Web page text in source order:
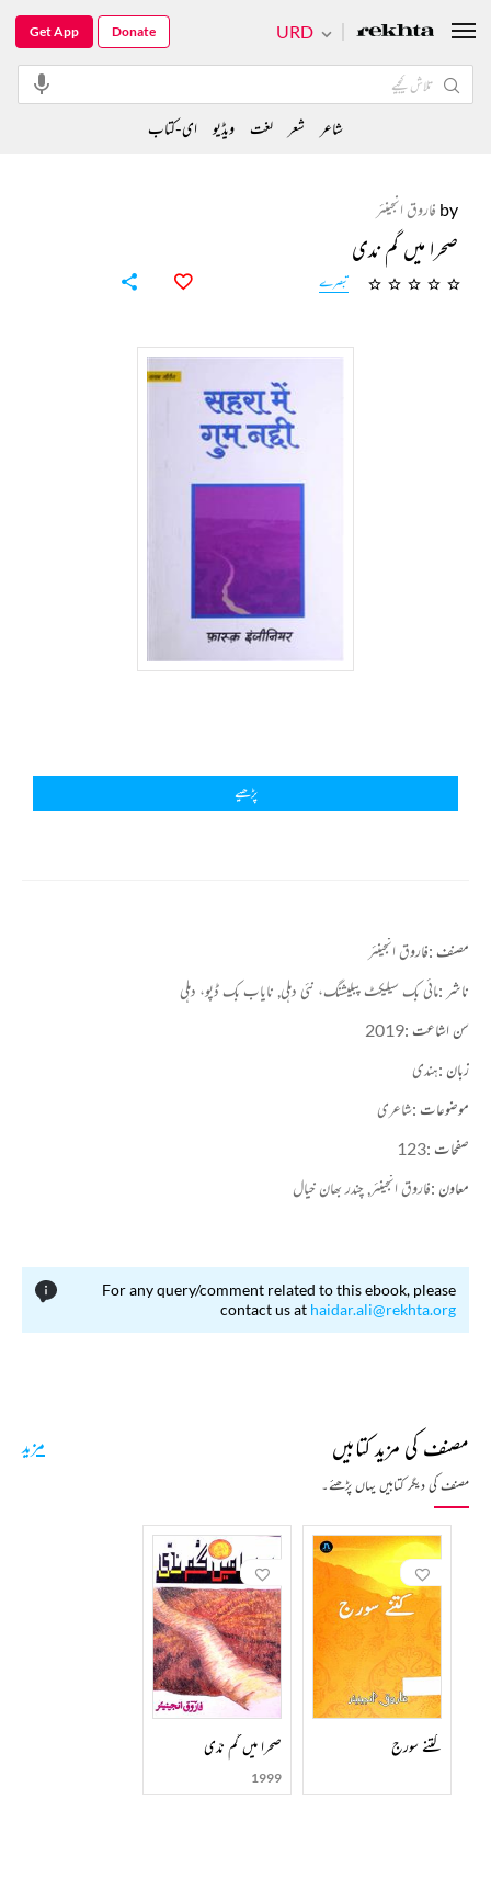
by فاروق انجینئر
صحرا میں گم ندی
تبصرے
پڑھیے
مصنف :فاروق انجینئر
ناشر :مائی بک سیلیکٹ پبلیشنگ، نئی دہلی, نایاب بک ڈپو، دہلی
سن اشاعت :2019
زبان :ہندی
موضوعات :شاعری
صفحات :123
معاون :فاروق انجینئر, چندر بھان خیال
For any query/comment related to this ebook, please
contact us at haidar.ali@rekhta.org
مصنف کی مزید کتابیں
مصنف کی دیگر کتابیں یہاں پڑھئے۔
مزید
کتنے سورج صحرا میں گم ندّی
1999
URD
Get App Donate
شاعر شعر لغت ویڈیو ای-کتاب